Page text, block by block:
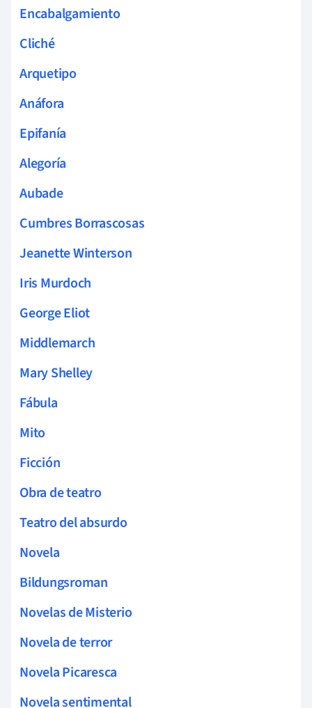
Encabalgamiento
Cliché
Arquetipo
Anáfora
Epifanía
Alegoría
Aubade
Cumbres Borrascosas
Jeanette Winterson
Iris Murdoch
George Eliot
Middlemarch
Mary Shelley
Fábula
Mito
Ficción
Obra de teatro
Teatro del absurdo
Novela
Bildungsroman
Novelas de Misterio
Novela de terror
Novela Picaresca
Novela sentimental